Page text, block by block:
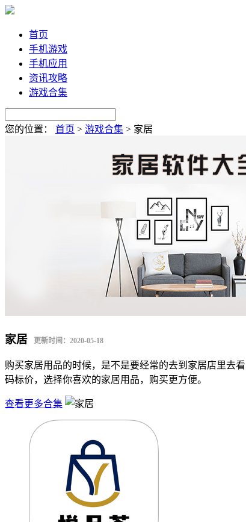
首页
手机游戏
手机应用
资讯攻略
游戏合集
您的位置： 首页 > 游戏合集 > 家居
家居 更新时间：2020-05-18
购买家居用品的时候，是不是要经常的去到家居店里去
码标价，选择你喜欢的家居用品，购买更方便。
查看更多合集